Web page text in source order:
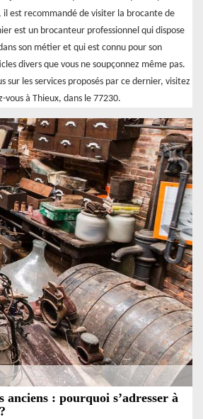
il est recommandé de visiter la brocante de
est un brocanteur professionnel qui dispose
son métier et qui est connu pour son
divers que vous ne soupçonnez même pas.
sur les services proposés par ce dernier, visitez
à Thieux, dans le 77230.
anciens : pourquoi s’adresser à